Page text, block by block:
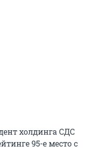
холдинга СДС
95-е место с